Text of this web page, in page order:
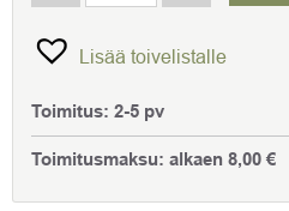
Lisää toivelistalle
Toimitus: 2-5 pv
Toimitusmaksu: alkaen 8,00 €